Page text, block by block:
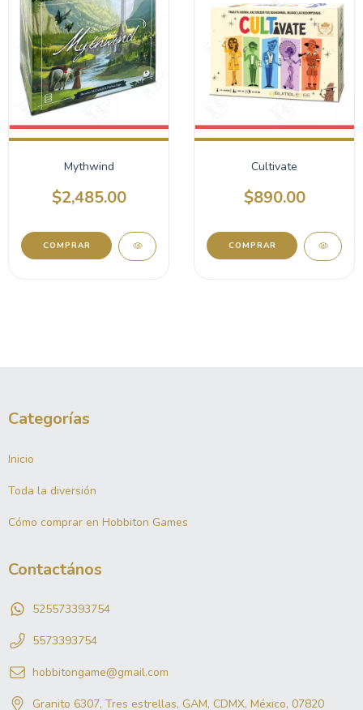
Mythwind
$2,485.00
Cultivate
$890.00
Categorías
Inicio
Toda la diversión
Cómo comprar en Hobbiton Games
Contactános
525573393754
5573393754
hobbitongame@gmail.com
Granito 6307, Tres estrellas, GAM, CDMX, México, 07820